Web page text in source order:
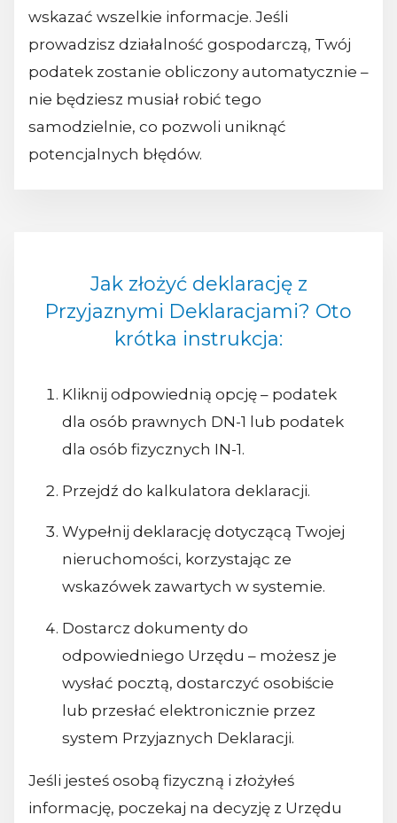
wskazać wszelkie informacje. Jeśli
prowadzisz działalność gospodarczą, Twój
podatek zostanie obliczony automatycznie –
nie będziesz musiał robić tego
samodzielnie, co pozwoli uniknąć
potencjalnych błędów.
Jak złożyć deklarację z
Przyjaznymi Deklaracjami? Oto
krótka instrukcja:
Kliknij odpowiednią opcję – podatek
dla osób prawnych DN-1 lub podatek
dla osób fizycznych IN-1.
Przejdź do kalkulatora deklaracji.
Wypełnij deklarację dotyczącą Twojej
nieruchomości, korzystając ze
wskazówek zawartych w systemie.
Dostarcz dokumenty do
odpowiedniego Urzędu – możesz je
wysłać pocztą, dostarczyć osobiście
lub przesłać elektronicznie przez
system Przyjaznych Deklaracji.
Jeśli jesteś osobą fizyczną i złożyłeś
informację, poczekaj na decyzję z Urzędu